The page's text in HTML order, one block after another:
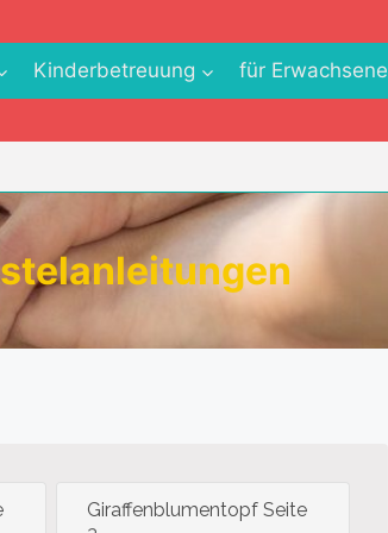
Kinderbetreuung für Erwachsene
Giraffenblumentopf Seite